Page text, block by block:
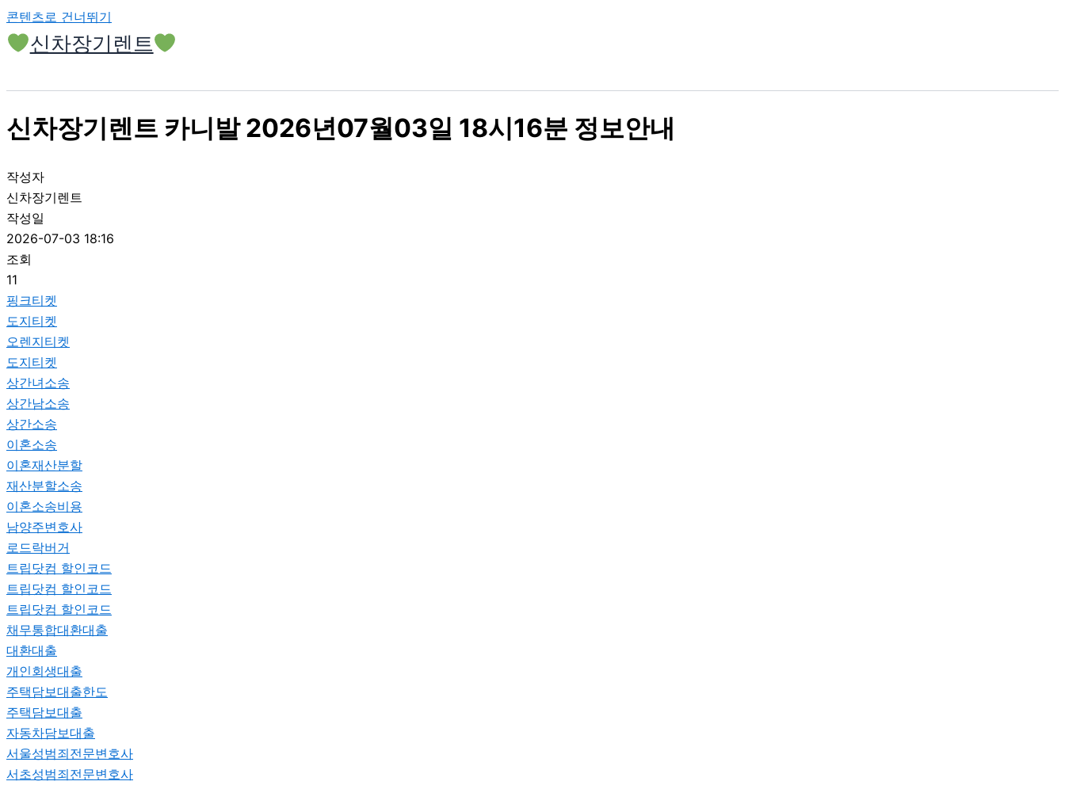
콘텐츠로 건너뛰기
신차장기렌트
신차장기렌트 카니발 2026년07월03일 18시16분 정보안내
작성자
신차장기렌트
작성일
2026-07-03 18:16
조회
11
핑크티켓
도지티켓
오렌지티켓
도지티켓
상간녀소송
상간남소송
상간소송
이혼소송
이혼재산분할
재산분할소송
이혼소송비용
남양주변호사
로드락버거
트립닷컴 할인코드
트립닷컴 할인코드
트립닷컴 할인코드
채무통합대환대출
대환대출
개인회생대출
주택담보대출한도
주택담보대출
자동차담보대출
서울성범죄전문변호사
서초성범죄전문변호사